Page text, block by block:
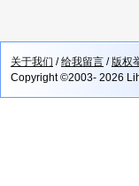
关于我们 /给我留言 /版权
Copyright ©2003- 2026